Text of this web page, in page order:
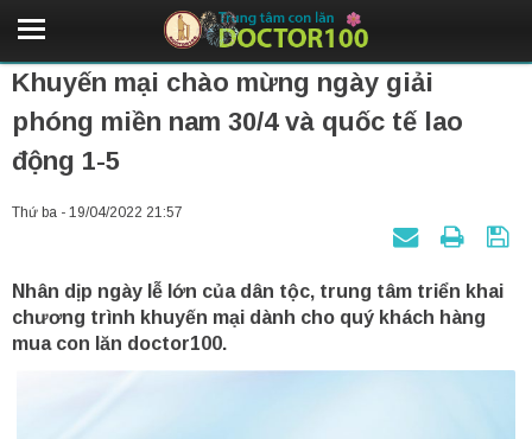
Khuyến mại chào mừng ngày giải
phóng miền nam 30/4 và quốc tế lao
động 1-5
Thứ ba - 19/04/2022 21:57
Nhân dịp ngày lễ lớn của dân tộc, trung tâm triển khai
chương trình khuyến mại dành cho quý khách hàng
mua con lăn doctor100.